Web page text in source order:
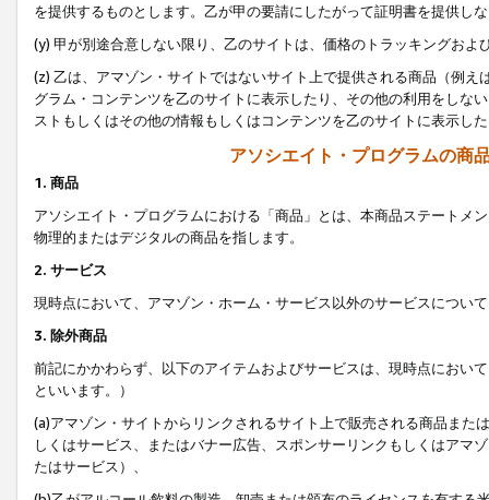
を提供するものとします。乙が甲の要請にしたがって証明書を提供し
(y) 甲が別途合意しない限り、乙のサイトは、価格のトラッキングお
(z) 乙は、アマゾン・サイトではないサイト上で提供される商品（例
グラム・コンテンツを乙のサイトに表示したり、その他の利用をしな
ストもしくはその他の情報もしくはコンテンツを乙のサイトに表示し
アソシエイト・プログラムの商
1. 商品
アソシエイト・プログラムにおける「商品」とは、本商品ステートメ
物理的またはデジタルの商品を指します。
2. サービス
現時点において、アマゾン・ホーム・サービス以外のサービスについ
3. 除外商品
前記にかかわらず、以下のアイテムおよびサービスは、現時点におい
といいます。）
(a)アマゾン・サイトからリンクされるサイト上で販売される商品ま
しくはサービス、またはバナー広告、スポンサーリンクもしくはアマ
たはサービス）、